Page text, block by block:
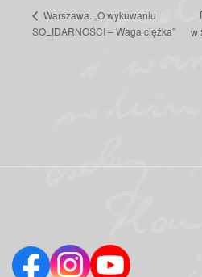
Warszawa. „O wykuwaniu
SOLIDARNOŚCI – Waga ciężka”
w